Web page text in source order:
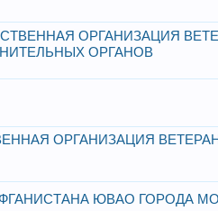
ОРГАНИЗАЦИЯ
ОРГАНОВ
ОРГАНИЗАЦИЯ
ЮВАО ГОРОДА